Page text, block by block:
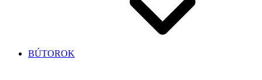
BÚTOROK